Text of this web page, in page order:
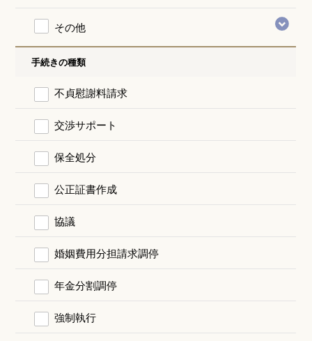
その他
手続きの種類
不貞慰謝料請求
交渉サポート
保全処分
公正証書作成
協議
婚姻費用分担請求調停
年金分割調停
強制執行